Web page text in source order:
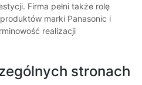
Firma pełni także rolę
marki Panasonic i
realizacji
stronach